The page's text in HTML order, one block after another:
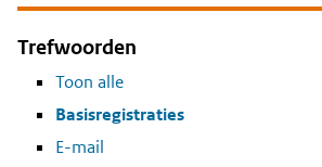
Trefwoorden
Toon alle
Basisregistraties
E-mail